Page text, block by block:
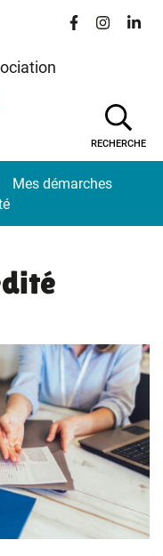
d'accessibilité
Lien vers le
Lien vers
Lien
RECHERCHE
Mes démarches